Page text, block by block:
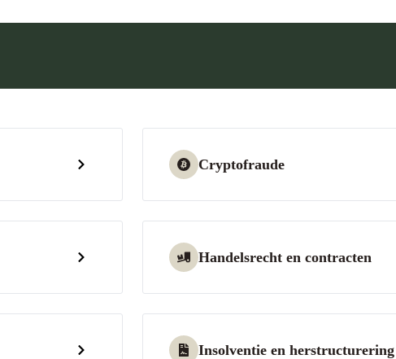
Cryptofraude
Handelsrecht en contracten
Insolventie en herstructurering